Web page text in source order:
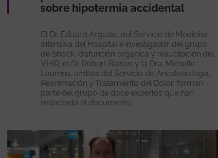
sobre hipotermia accidental
El Dr. Eduard Argudo, del Servicio de Medicina
Intensiva del Hospital e investigador del grupo
de Shock, disfunción orgánica y resucitación del
VHIR, el Dr. Robert Blasco y la Dra. Michelle
Laurens, ambos del Servicio de Anestesiología,
Reanimación y Tratamiento del Dolor, forman
parte del grupo de doce expertos que han
redactado el documento.